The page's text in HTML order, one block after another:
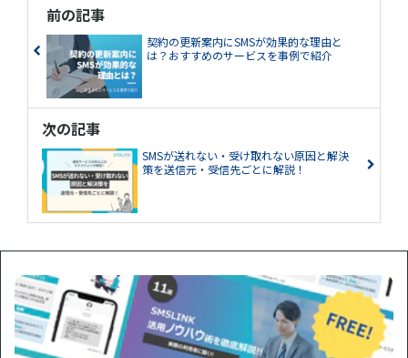
前の記事
契約の更新案内にSMSが効果的な理由と
は？おすすめのサービスを事例で紹介
次の記事
SMSが送れない・受け取れない原因と解決
策を送信元・受信先ごとに解説！